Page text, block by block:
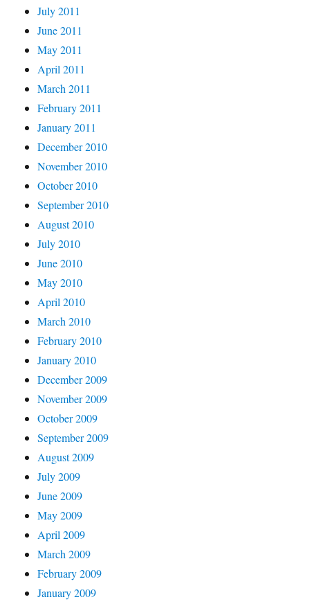
July 2011
June 2011
May 2011
April 2011
March 2011
February 2011
January 2011
December 2010
November 2010
October 2010
September 2010
August 2010
July 2010
June 2010
May 2010
April 2010
March 2010
February 2010
January 2010
December 2009
November 2009
October 2009
September 2009
August 2009
July 2009
June 2009
May 2009
April 2009
March 2009
February 2009
January 2009